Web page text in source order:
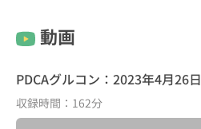
動画
PDCAグルコン：2023年4月26日
収録時間：162分